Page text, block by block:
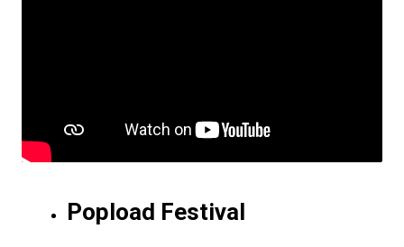
Popload Festival